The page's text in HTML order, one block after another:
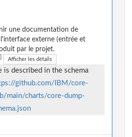
une documentation de
externe (entrée et
par le projet.
Afficher les détails
is described in the schema
github.com/IBM/core-
main/charts/core-dump-